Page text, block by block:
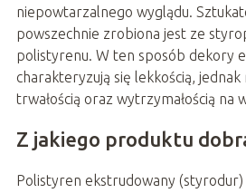
niepowtarzalnego wyglądu.
powszechnie zrobiona jest ze
polistyrenu. W ten sposób dekory
charakteryzują się lekkością,
trwałością oraz wytrzymałością na
Z jakiego produktu
Polistyren ekstrudowany